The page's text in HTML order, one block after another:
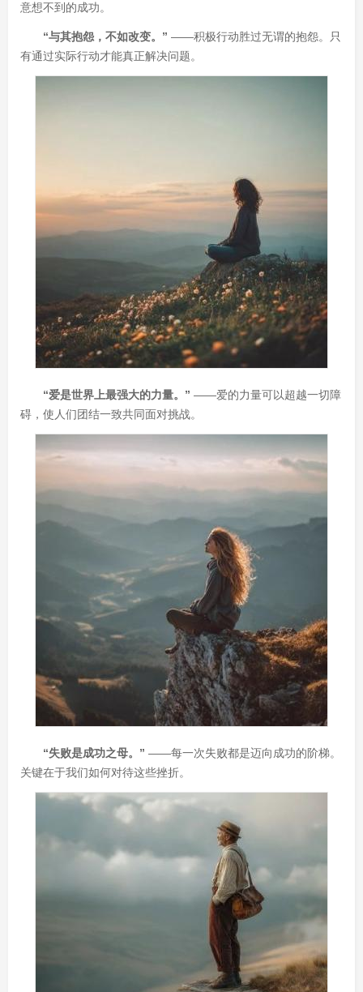
意想不到的成功。
“与其抱怨，不如改变。” ——积极行动胜过无谓的抱怨。只
有通过实际行动才能真正解决问题。
“爱是世界上最强大的力量。” ——爱的力量可以超越一切障
碍，使人们团结一致共同面对挑战。
“失败是成功之母。” ——每一次失败都是迈向成功的阶梯。
关键在于我们如何对待这些挫折。